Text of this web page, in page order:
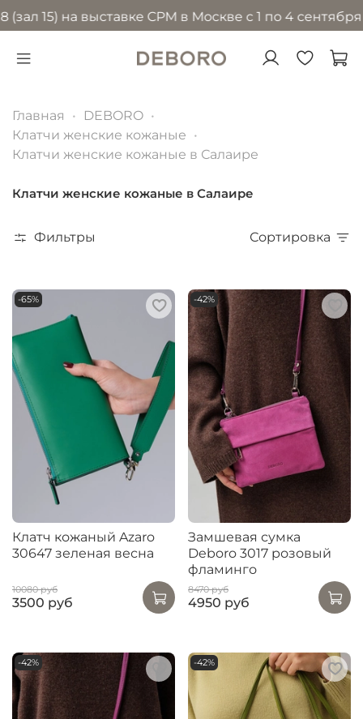
на выставке CPM в Москве с 1 по 4 сентября 2026
Главная
DEBORO
Клатчи женские кожаные
Клатчи женские кожаные в Салаире
Клатчи женские кожаные в Салаире
Фильтры Сортировка
-65%
Клатч кожаный Azaro
30647 зеленая весна
10080 руб
3500 руб
-42%
Замшевая сумка
Deboro 3017 розовый
фламинго
8470 руб
4950 руб
-42% -42%